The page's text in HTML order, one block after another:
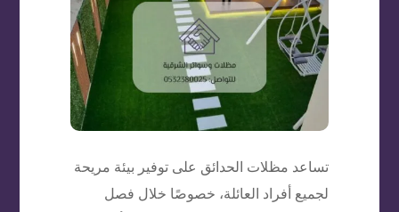
تساعد مظلات الحدائق على توفير بيئة مريحة
لجميع أفراد العائلة، خصوصًا خلال فصل